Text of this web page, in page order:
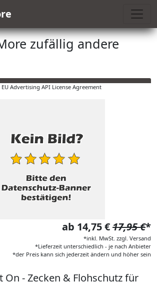
zufällig andere
EU Advertising API License Agreement
ab 14,75 €17,95 €*
*inkl. MwSt. zzgl. Versand
*Lieferzeit unterschiedlich - je nach Anbieter
*der Preis kann sich jederzeit ändern und höher sein
On - Zecken & Flohschutz für